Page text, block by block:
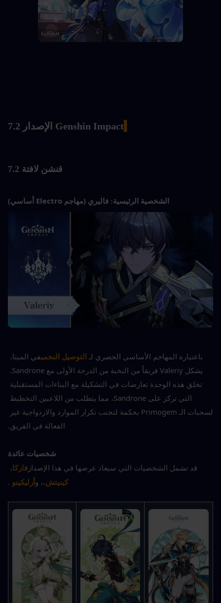
Genshin Impact الإصدار 7.2
قنشن لافتة 7.2
الشخصية الرئيسية: فاليري (مهاجم Electro أساسي)
باعتباره المهاجم الأساسي الحصري لـ التوصيل النجمي
الفعالة في الفريق.
شخصيات عائدة
قد تشمل الشخصيات التي سيعاد عرضها في هذا الإصدار فاركا ،
كينيتش،، و أرليكينو .